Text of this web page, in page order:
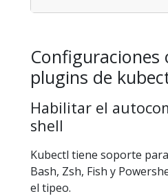
Configuraciones
plugins de
Habilitar el
shell
Kubectl tiene soporte
Bash, Zsh, Fish y
el tipeo.